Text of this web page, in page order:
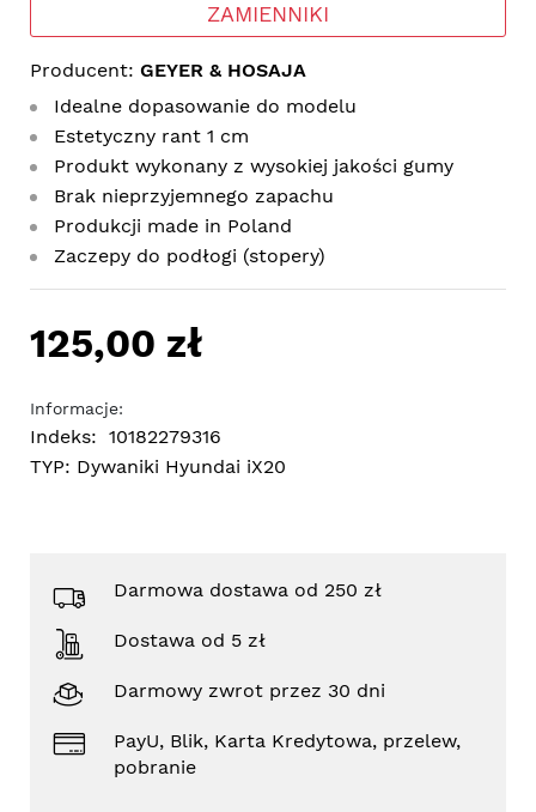
ZAMIENNIKI
Producent: GEYER & HOSAJA
Idealne dopasowanie do modelu
Estetyczny rant 1 cm
Produkt wykonany z wysokiej jakości gumy
Brak nieprzyjemnego zapachu
Produkcji made in Poland
Zaczepy do podłogi (stopery)
125,00 zł
Informacje:
Indeks: 10182279316
TYP: Dywaniki Hyundai iX20
Darmowa dostawa od 250 zł
Dostawa od 5 zł
Darmowy zwrot przez 30 dni
PayU, Blik, Karta Kredytowa, przelew,
pobranie